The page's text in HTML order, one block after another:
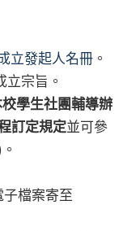
立發起人名冊 。
宗旨。
學生社團輔導辦
訂定規定並可參
檔案寄至